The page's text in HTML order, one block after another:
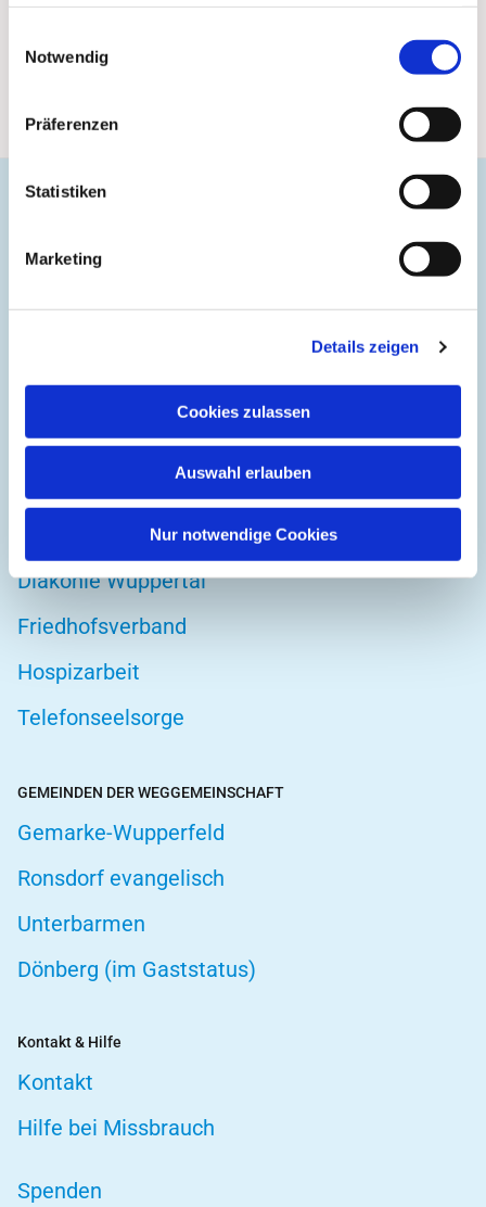
Notwendig
Präferenzen
Statistiken
Marketing
Details zeigen
Cookies zulassen
Auswahl erlauben
Nur notwendige Cookies
Kirchplatz 1
Kirchenkreis Wuppertal
Altenwohnstätte
Diakonie Wuppertal
Friedhofsverband
Hospizarbeit
Telefonseelsorge
GEMEINDEN DER WEGGEMEINSCHAFT
Gemarke-Wupperfeld
Ronsdorf evangelisch
Unterbarmen
Dönberg (im Gaststatus)
Kontakt & Hilfe
Kontakt
Hilfe bei Missbrauch
Spenden